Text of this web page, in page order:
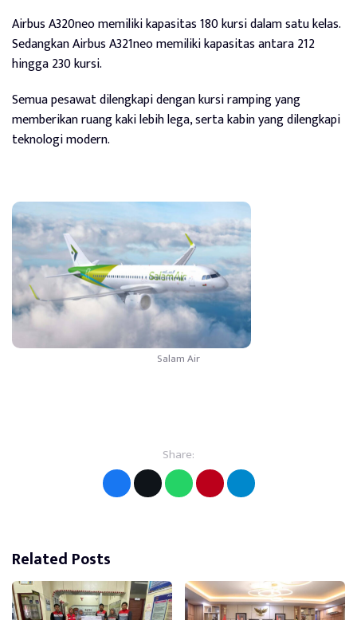
Airbus A320neo memiliki kapasitas 180 kursi dalam satu kelas.
Sedangkan Airbus A321neo memiliki kapasitas antara 212
hingga 230 kursi.
Semua pesawat dilengkapi dengan kursi ramping yang
memberikan ruang kaki lebih lega, serta kabin yang dilengkapi
teknologi modern.
Salam Air
Share:
Related Posts